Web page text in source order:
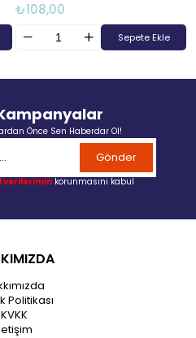
₺108,00
Sepete Ekle
Önce Sen Haberdar Ol!
Gönder
verilerimin korunmasını kabul
Politikası
KVKK